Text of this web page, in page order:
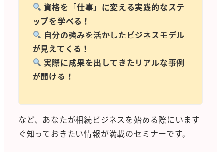
資格を「仕事」に変える実践的なステ
ップを学べる！
自分の強みを活かしたビジネスモデル
が見えてくる！
実際に成果を出してきたリアルな事例
が聞ける！
など、あなたが相続ビジネスを始める際にいます
ぐ知っておきたい情報が満載のセミナーです。